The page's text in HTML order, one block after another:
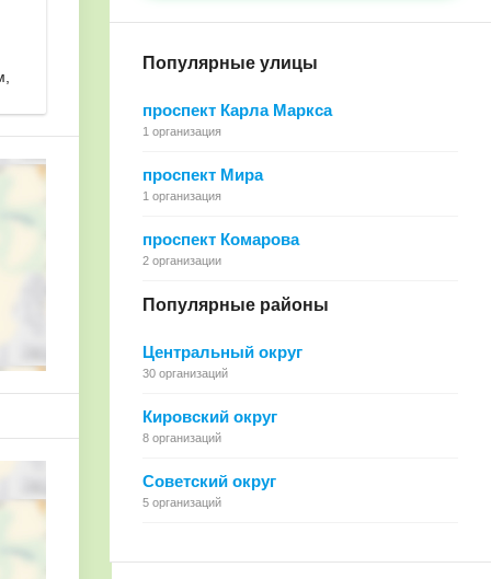
Популярные улицы
проспект Карла Маркса
1 организация
проспект Мира
1 организация
проспект Комарова
2 организации
Популярные районы
Центральный округ
30 организаций
Кировский округ
8 организаций
Советский округ
5 организаций